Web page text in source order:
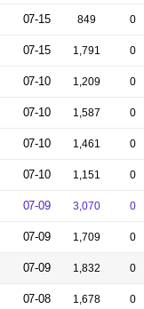
07-15 849 0
07-15 1,791 0
07-10 1,209 0
07-10 1,587 0
07-10 1,461 0
07-10 1,151 0
07-09 3,070 0
07-09 1,709 0
07-09 1,832 0
07-08 1,678 0